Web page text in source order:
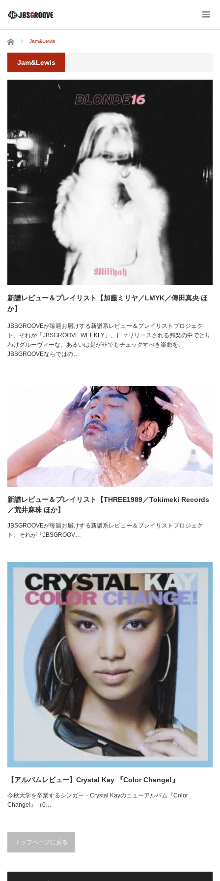
ホーム Jam&Lewis
Jam&Lewis
新譜レビュー＆プレイリスト【加藤ミリヤ／LMYK／傳田真央 ほ
か】
JBSGROOVEが毎週お届けする新譜系レビュー＆プレイリストプロジェク
ト、それが「JBSGROOVE WEEKLY」。日々リリースされる邦楽の中でとり
わけグルーヴィーな、あるいは是が非でもチェックすべき楽曲を、
JBSGROOVEならではの…
新譜レビュー＆プレイリスト【THREE1989／Tokimeki Records
／荒井麻珠 ほか】
JBSGROOVEが毎週お届けする新譜系レビュー＆プレイリストプロジェク
ト、それが「JBSGROOV…
【アルバムレビュー】Crystal Kay 『Color Change!』
今秋大学を卒業するシンガー・Crystal Kayのニューアルバム『Color
Change!』（0…
トップページに戻る